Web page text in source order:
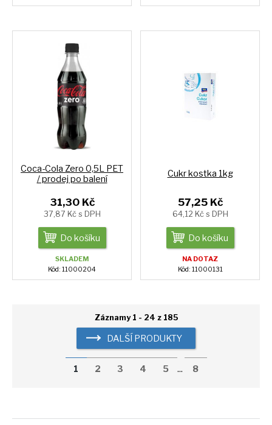
Coca-Cola Zero 0,5L PET
/ prodej po balení
31,30 Kč
37,87 Kč s DPH
Do košíku
SKLADEM
Kód: 11000204
Cukr kostka 1kg
57,25 Kč
64,12 Kč s DPH
Do košíku
NA DOTAZ
Kód: 11000131
Záznamy 1 - 24 z 185
DALŠÍ PRODUKTY
1 2 3 4 5 ... 8